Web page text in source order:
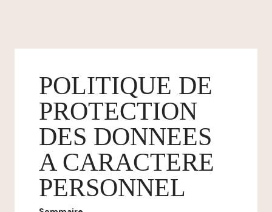
POLITIQUE DE
PROTECTION
DES DONNEES
A CARACTERE
PERSONNEL